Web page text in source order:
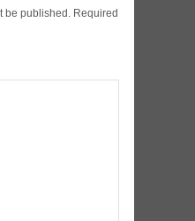
be published. Required